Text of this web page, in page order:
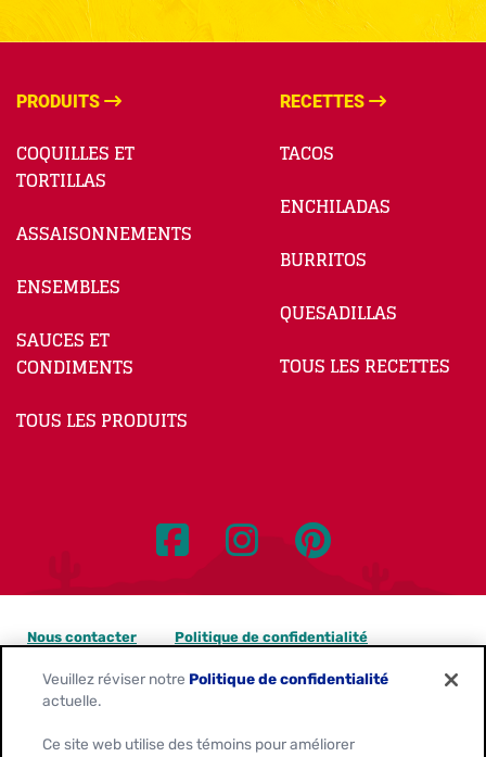
PRODUITS
COQUILLES ET
TORTILLAS
ASSAISONNEMENTS
ENSEMBLES
SAUCES ET
CONDIMENTS
TOUS LES PRODUITS
RECETTES
TACOS
ENCHILADAS
BURRITOS
QUESADILLAS
TOUS LES RECETTES
Nous contacter Politique de confidentialité
Avis sur les témoins
Veuillez réviser notre Politique de confidentialité
actuelle.
Ce site web utilise des témoins pour améliorer